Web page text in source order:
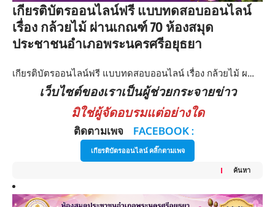
เกียรติบัตรออนไลน์ฟรี แบบทดสอบออนไลน์
เรื่อง กล้วยไม้ ผ่านเกณฑ์ 70 ห้องสมุด
ประชาชนอำเภอพระนครศรีอยุธยา
เกียรติบัตรออนไลน์ฟรี แบบทดสอบออนไลน์ เรื่อง กล้วยไม้ ผ…
เว็บไซต์ของเราเป็นผู้ช่วยกระจายข่าว
มิใช่ผู้จัดอบรมแต่อย่างใด
ติดตามเพจ FACEBOOK :
เกียรติบัตรออนไลน์ คลิ๊กตามเพจ
ค้นหา